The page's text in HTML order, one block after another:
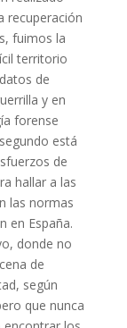
recuperación
fuimos la
territorio
de
y en
forense
está
de
hallar a las
las normas
en España.
donde no
de
según
que nunca